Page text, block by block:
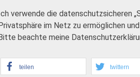
verwende die datenschutzsicheren
im Netz zu ermöglichen
beachte meine
teilen twittern